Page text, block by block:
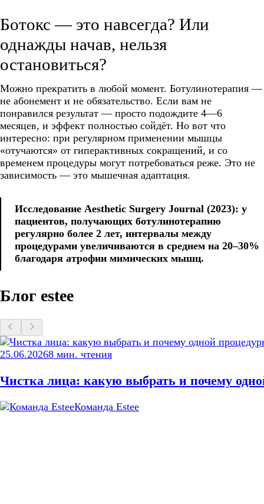
Ботокс — это навсегда? Или
однажды начав, нельзя
остановиться?
Можно прекратить в любой момент. Ботулинотерапия —
не абонемент и не обязательство. Если вам не
понравился результат — просто подождите 4—6
месяцев, и эффект полностью сойдёт. Но вот что
интересно: при регулярном применении мышцы
«отучаются» от гиперактивных сокращений, и со
временем процедуры могут потребоваться реже. Это не
зависимость — это мышечная адаптация.
Исследование Aesthetic Surgery Journal (2023): у
пациентов, получающих ботулинотерапию
регулярно более 2 лет, интервалы между
процедурами увеличиваются в среднем на 20–30%
благодаря атрофии мимических мышц.
Блог estee
25.06.20268 мин. чтения
Чистка лица: какую выбрать и почему
Команда Estee